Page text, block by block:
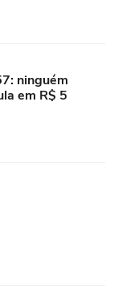
ninguém
em R$ 5